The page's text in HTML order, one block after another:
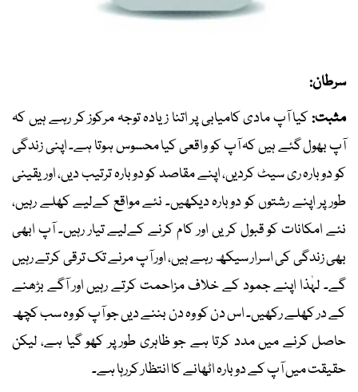
سرطان:
مثبت:کیا آپ مادی کامیابی پر اتنا زیادہ توجہ مرکوز کر رہے ہیں کہ
آپ بھول گئے ہیں کہ آپ کو واقعی کیا محسوس ہوتا ہے۔ اپنی زندگی
کو دوبارہ ری سیٹ کردیں، اپنے مقاصد کو دوبارہ ترتیب دیں، اور یقینی
طور پر اپنے رشتوں کو دوبارہ دیکھیں۔ نئے مواقع کےلیے کھلے رہیں،
نئے امکانات کو قبول کریں اور کام کرنے کےلیے تیار رہیں۔ آپ ابھی
بھی زندگی کی اسرار سیکھ رہے ہیں، اور آپ مرنے تک ترقی کرتے رہیں
گے۔ لہٰذا اپنے جمود کے خلاف مزاحمت کرتے رہیں اور آگے بڑھنے
کے در کھلے رکھیں۔ اس دن کو وہ دن بننے دیں جو آپ کو وہ سب کچھ
حاصل کرنے میں مدد کرتا ہے جو ظاہری طور پر کھو گیا ہے، لیکن
حقیقت میں آپ کے دوبارہ اٹھانے کا انتظار کررہا ہے۔